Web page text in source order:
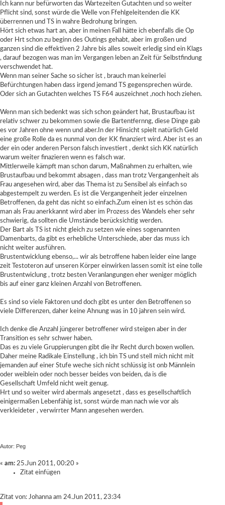
Ich kann nur befürworten das Wartezeiten Gutachten und so weiter
Pflicht sind, sonst würde die Welle von Ffehlgeleitenden die KK
überrennen und TS in wahre Bedrohung bringen.
Hört sich etwas hart an, aber in meinen Fall hätte ich ebenfalls die Op
oder Hrt schon zu beginn des Outings gehabt, aber im großen und
ganzen sind die effektiven 2 Jahre bis alles soweit erledig sind ein Klags
, darauf bezogen was man im Vergangen leben an Zeit für Selbstfindung
verschwendet hat.
Wenn man seiner Sache so sicher ist , brauch man keinerlei
Befürchtungen haben dass irgend jemand TS gegensprechen würde.
Oder sich an Gutachten welches TS F64 auszeichnet ,noch hoch ziehen.
Wenn man sich bedenkt was sich schon geändert hat, Brustaufbau ist
relativ schwer zu bekommen sowie die Bartentfernng, diese Dinge gab
es vor Jahren ohne wenn und aber.In der Hinsicht spielt natürlich Geld
eine große Rolle da es nunmal von der KK finanziert wird. Aber ist es an
der ein oder anderen Person falsch investiert , denkt sich KK natürlich
warum weiter finazieren wenn es falsch war.
Mittlerweile kämpft man schon darum, Maßnahmen zu erhalten, wie
Brustaufbau und bekommt absagen , dass man trotz Vergangenheit als
Frau angesehen wird, aber das Thema ist zu Sensibel als einfach so
abgestempelt zu werden. Es ist die Vergangenheit jeder einzelnen
Betroffenen, da geht das nicht so einfach.Zum einen ist es schön das
man als Frau anerkkannt wird aber im Prozess des Wandels eher sehr
schwierig, da sollten die Umstände berücksichtig werden.
Der Bart als TS ist nicht gleich zu setzen wie eines sogenannten
Damenbarts, da gibt es erhebliche Unterschiede, aber das muss ich
nicht weiter ausführen.
Brustentwicklung ebenso,... wir als betroffene haben leider eine lange
zeit Testoteron auf unseren Körper einwirken lassen somit ist eine tolle
Brustentwiclung , trotz besten Veranlangungen eher weniger möglich
bis auf einer ganz kleinen Anzahl von Betroffenen.
Es sind so viele Faktoren und doch gibt es unter den Betroffenen so
viele Differenzen, daher keine Ahnung was in 10 jahren sein wird.
Ich denke die Anzahl jüngerer betroffener wird steigen aber in der
Transition es sehr schwer haben.
Das es zu viele Gruppierungen gibt die ihr Recht durch boxen wollen.
Daher meine Radikale Einstellung , ich bin TS und stell mich nicht mit
jemanden auf einer Stufe weche sich nicht schlüssig ist onb Männlein
oder weiblein oder noch besser beides von beiden, da is die
Gesellschaft Umfeld nicht weit genug.
Hrt und so weiter wird abermals angesetzt , dass es gesellschaftlich
einigermaßen Lebenfähig ist, sonst würde man nach wie vor als
verkleideter , verwirrter Mann angesehen werden.
Autor: Peg
« am: 25.Jun 2011, 00:20 »
Zitat einfügen
Zitat von: Johanna am 24.Jun 2011, 23:34